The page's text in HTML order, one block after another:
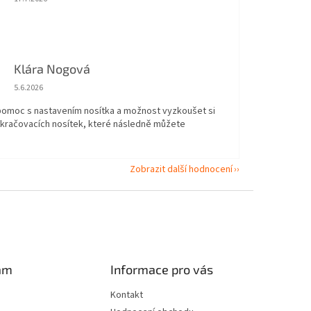
Klára Nogová
Hodnocení obchodu je 5 z 5 hvězdiček.
5.6.2026
s nastavením nosítka a možnost vyzkoušet si
nosítek, které následně můžete
Zobrazit další hodnocení
Informace pro vás
Kontakt